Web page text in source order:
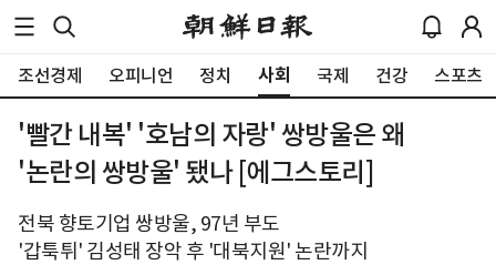
조선경제 오피니언 정치 사회 국제 건강 스포츠
'빨간 내복' '호남의 자랑' 쌍방울은 왜
'논란의 쌍방울' 됐나 [에그스토리]
전북 향토기업 쌍방울, 97년 부도
'갑툭튀' 김성태 장악 후 '대북지원' 논란까지